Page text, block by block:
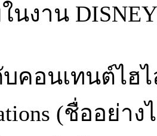
นงาน
คอนเทนต์ไฮไ
(ชื่ออย่าง